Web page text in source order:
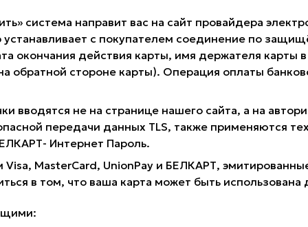
система направит вас на сайт провайдера
с покупателем соединение по
окончания действия карты, имя держателя карты
обратной стороне карты). Операция оплаты
вводятся не на странице нашего сайта, а на
передачи данных TLS, также применяются
Интернет Пароль.
MasterCard, UnionPay и БЕЛКАРТ,
в том, что ваша карта может быть